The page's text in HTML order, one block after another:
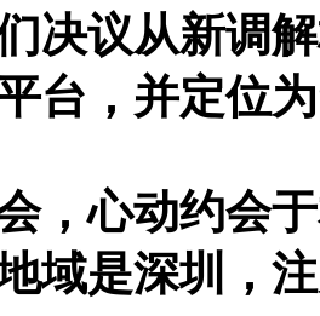
决议从新调
台，并定位
，心动约会
域是深圳，